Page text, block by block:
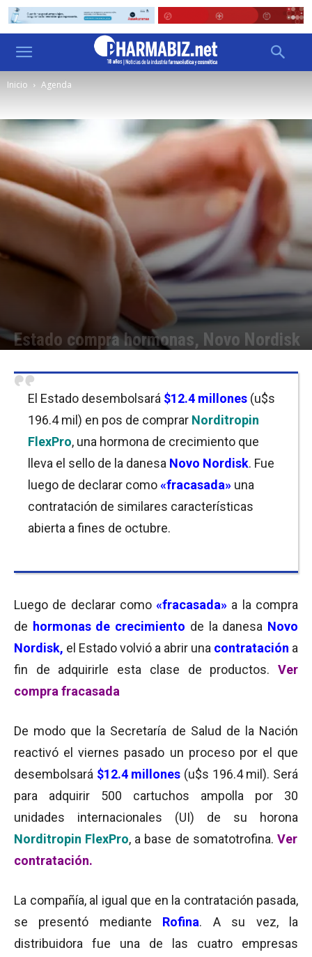
Inicio Agenda
Estado compra hormonas, Novo Nordisk
El Estado desembolsará $12.4 millones (u$s
196.4 mil) en pos de comprar Norditropin
FlexPro, una hormona de crecimiento que
lleva el sello de la danesa Novo Nordisk. Fue
luego de declarar como«fracasada» una
contratación de similares características
abierta a fines de octubre.
Luego de declarar como«fracasada» a la compra
de hormonas de crecimiento de la danesa Novo
Nordisk, el Estado volvió a abrir una contratación a
fin de adquirirle esta clase de productos.
Ver
compra fracasada
De modo que la Secretaría de Salud de la Nación
reactivó el viernes pasado un proceso por el que
desembolsará $12.4 millones (u$s 196.4 mil). Será
para adquirir 500 cartuchos ampolla por 30
unidades internacionales (UI) de su horona
Norditropin FlexPro, a base de somatotrofina. Ver
contratación.
La compañía, al igual que en la contratación pasada,
se presentó mediante Rofina. A su vez, la
distribuidora fue una de las cuatro empresas